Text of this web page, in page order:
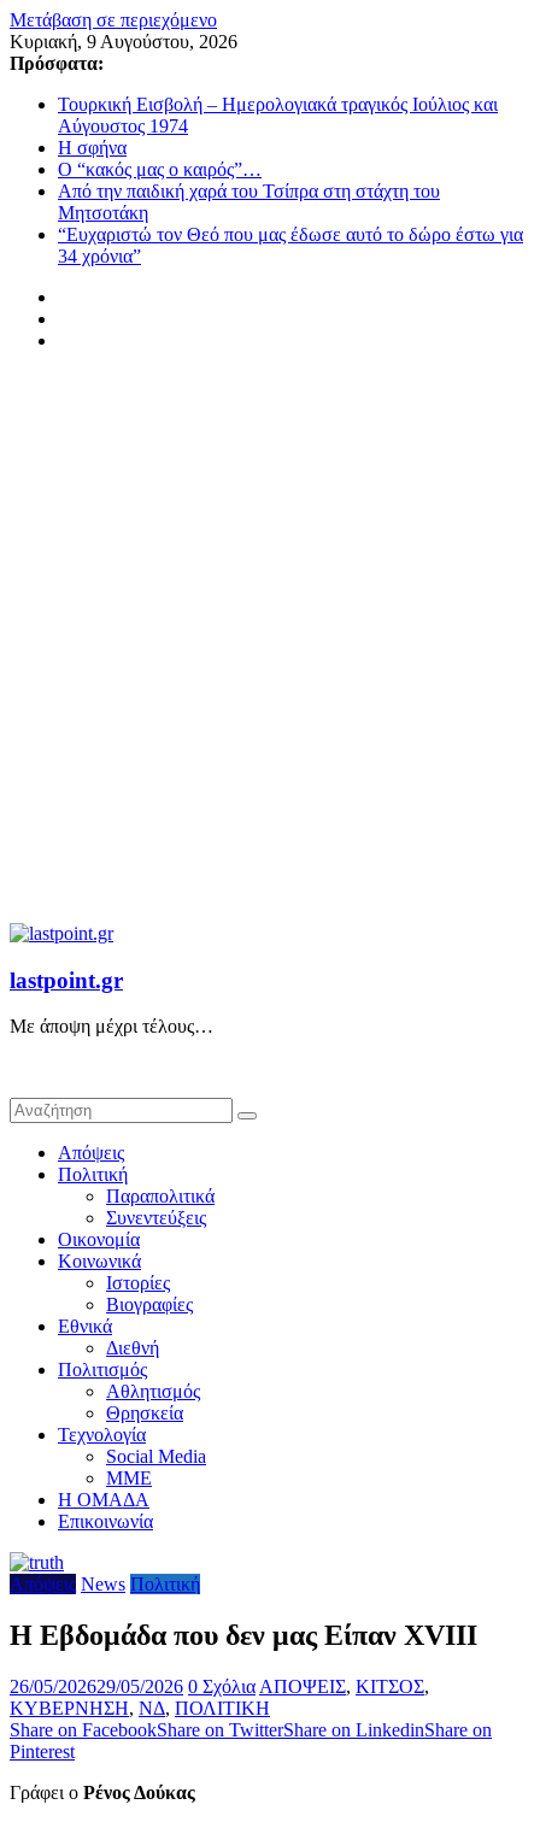
Μετάβαση σε περιεχόμενο
Κυριακή, 9 Αυγούστου, 2026
Πρόσφατα:
Τουρκική Εισβολή – Ημερολογιακά τραγικός Ιούλιος και
Αύγουστος 1974
Η σφήνα
Ο “κακός μας ο καιρός”…
Από την παιδική χαρά του Τσίπρα στη στάχτη του
Μητσοτάκη
“Ευχαριστώ τον Θεό που μας έδωσε αυτό το δώρο έστω για
34 χρόνια”
lastpoint.gr
Με άποψη μέχρι τέλους…
Απόψεις
Πολιτική
Παραπολιτικά
Συνεντεύξεις
Οικονομία
Κοινωνικά
Ιστορίες
Βιογραφίες
Εθνικά
Διεθνή
Πολιτισμός
Αθλητισμός
Θρησκεία
Τεχνολογία
Social Media
ΜΜΕ
Η ΟΜΑΔΑ
Επικοινωνία
Απόψεις News Πολιτική
H Εβδομάδα που δεν μας Είπαν XVIII
26/05/202629/05/2026 0 Σχόλια ΑΠΟΨΕΙΣ, ΚΙΤΣΟΣ,
ΚΥΒΕΡΝΗΣΗ, ΝΔ, ΠΟΛΙΤΙΚΗ
Share on FacebookShare on TwitterShare on LinkedinShare on
Pinterest
Γράφει ο Ρένος Δούκας